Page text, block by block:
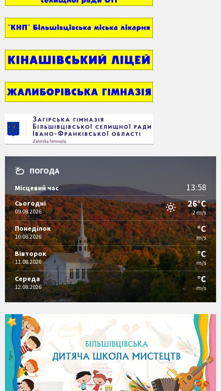
ПОГОДА
Місцевий час 13:58
Сьогодні
09.08.2026
26°C
2 m/s
Понеділок
10.08.2026
°C
m/s
Вівторок
11.08.2026
°C
m/s
Середа
12.08.2026
°C
m/s